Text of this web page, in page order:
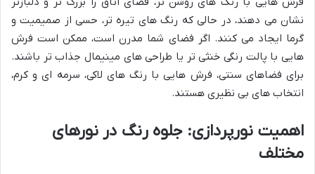
نشان می دهند، در حالی که رنگ های تیره تر، حسی از صمیمیت و
گرما ایجاد می کنند. اگر فضای شما مدرن است، ممکن است فرش
هایی با پالت رنگی خنثی تر یا طراحی های مینیمال جذاب تر باشند.
برای فضاهای سنتی، فرش هایی با رنگ های لاکی، سرمه ای و کرم،
انتخاب های بی نظیری هستند.
اهمیت نورپردازی: جلوه رنگ در نورهای
مختلف